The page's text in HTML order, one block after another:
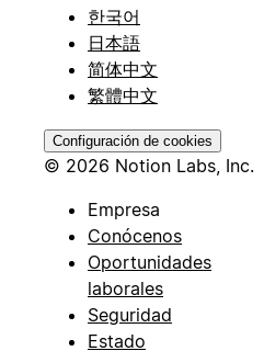
한국어
日本語
简体中文
繁體中文
Configuración de cookies
© 2026 Notion Labs, Inc.
Empresa
Conócenos
Oportunidades
laborales
Seguridad
Estado